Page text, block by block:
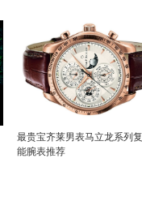
最贵宝齐莱男表马立龙系列
能腕表推荐